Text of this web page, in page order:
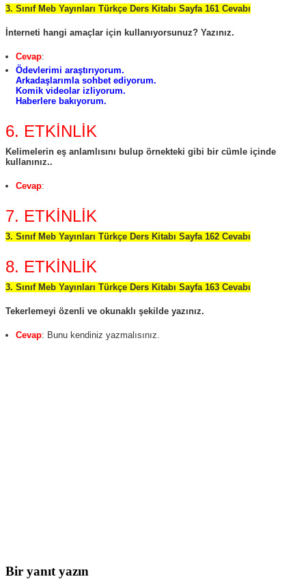
3. Sınıf Meb Yayınları Türkçe Ders Kitabı Sayfa 161 Cevabı
İnterneti hangi amaçlar için kullanıyorsunuz? Yazınız.
Cevap:
Ödevlerimi araştırıyorum.
Arkadaşlarımla sohbet ediyorum.
Komik videolar izliyorum.
Haberlere bakıyorum.
6. ETKİNLİK
Kelimelerin eş anlamlısını bulup örnekteki gibi bir cümle içinde
kullanınız..
Cevap:
7. ETKİNLİK
3. Sınıf Meb Yayınları Türkçe Ders Kitabı Sayfa 162 Cevabı
8. ETKİNLİK
3. Sınıf Meb Yayınları Türkçe Ders Kitabı Sayfa 163 Cevabı
Tekerlemeyi özenli ve okunaklı şekilde yazınız.
Cevap: Bunu kendiniz yazmalısınız.
Bir yanıt yazın